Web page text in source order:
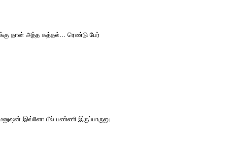
தான் அந்த கத்தல்... ரெண்டு பேர்
மனுஷன் இவ்ளோ பீல் பண்ணி இருப்பாருனு